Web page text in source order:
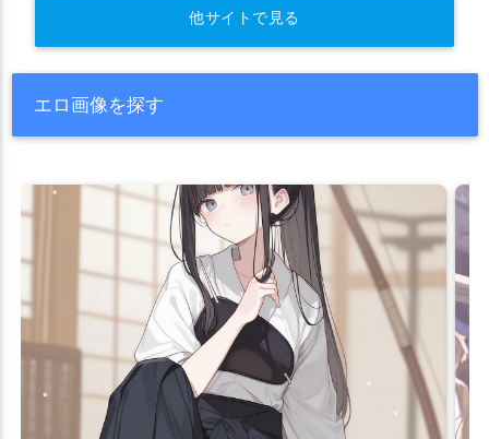
他サイトで見る
エロ画像を探す